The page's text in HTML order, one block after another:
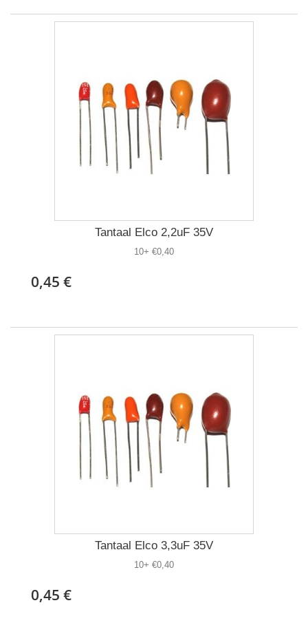
Tantaal Elco 2,2uF 35V
10+ €0,40
0,45 €
Tantaal Elco 3,3uF 35V
10+ €0,40
0,45 €